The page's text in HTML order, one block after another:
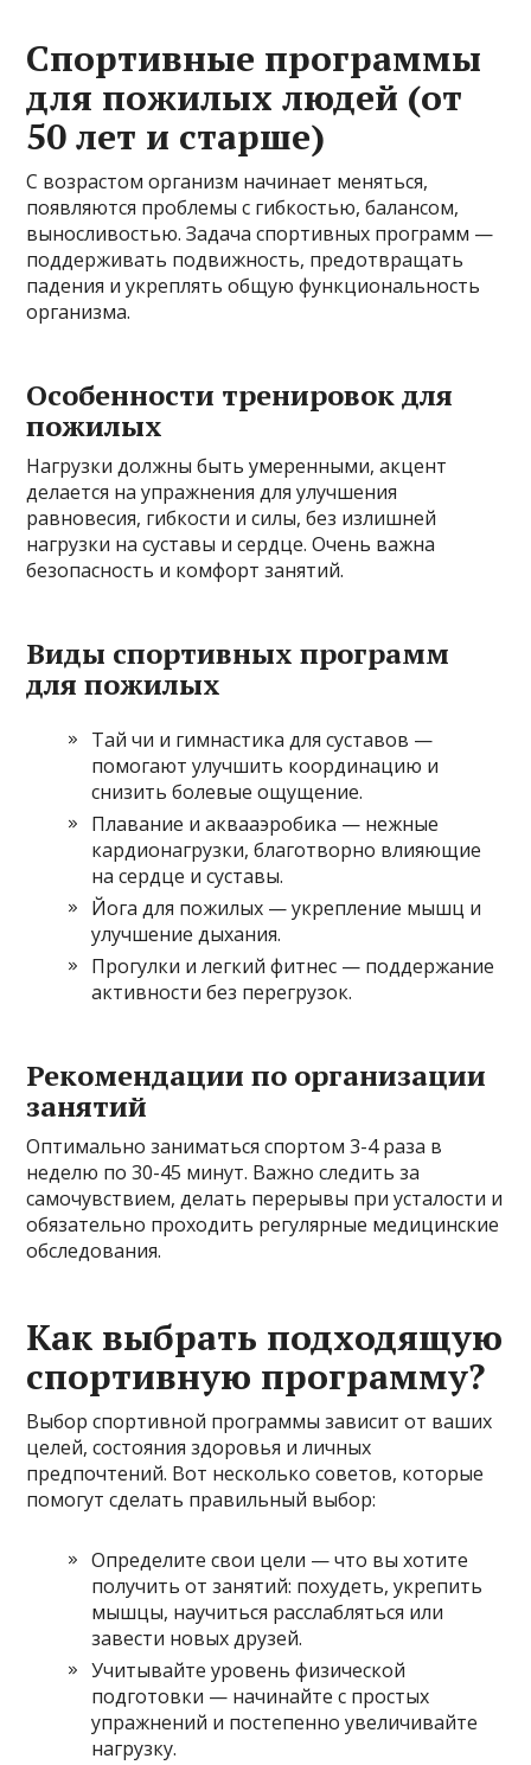
Спортивные программы
для пожилых людей (от
50 лет и старше)
С возрастом организм начинает меняться,
появляются проблемы с гибкостью, балансом,
выносливостью. Задача спортивных программ —
поддерживать подвижность, предотвращать
падения и укреплять общую функциональность
организма.
Особенности тренировок для
пожилых
Нагрузки должны быть умеренными, акцент
делается на упражнения для улучшения
равновесия, гибкости и силы, без излишней
нагрузки на суставы и сердце. Очень важна
безопасность и комфорт занятий.
Виды спортивных программ
для пожилых
Тай чи и гимнастика для суставов —
помогают улучшить координацию и
снизить болевые ощущение.
Плавание и аквааэробика — нежные
кардионагрузки, благотворно влияющие
на сердце и суставы.
Йога для пожилых — укрепление мышц и
улучшение дыхания.
Прогулки и легкий фитнес — поддержание
активности без перегрузок.
Рекомендации по организации
занятий
Оптимально заниматься спортом 3-4 раза в
неделю по 30-45 минут. Важно следить за
самочувствием, делать перерывы при усталости и
обязательно проходить регулярные медицинские
обследования.
Как выбрать подходящую
спортивную программу?
Выбор спортивной программы зависит от ваших
целей, состояния здоровья и личных
предпочтений. Вот несколько советов, которые
помогут сделать правильный выбор:
Определите свои цели — что вы хотите
получить от занятий: похудеть, укрепить
мышцы, научиться расслабляться или
завести новых друзей.
Учитывайте уровень физической
подготовки — начинайте с простых
упражнений и постепенно увеличивайте
нагрузку.